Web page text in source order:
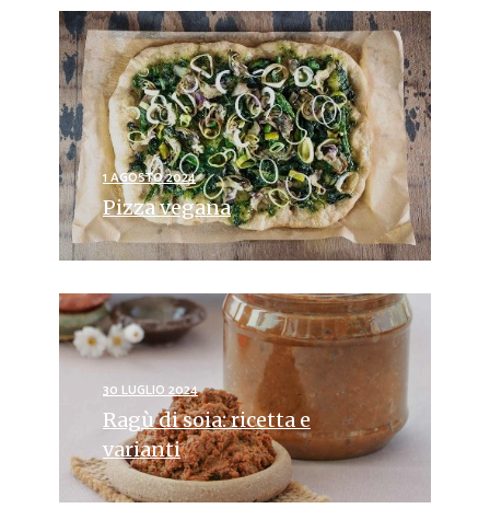
1 AGOSTO 2024
Pizza vegana
30 LUGLIO 2024
Ragù di soia: ricetta e
varianti